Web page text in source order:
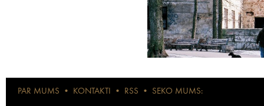
PAR MUMS • KONTAKTI • RSS • SEKO MUMS: